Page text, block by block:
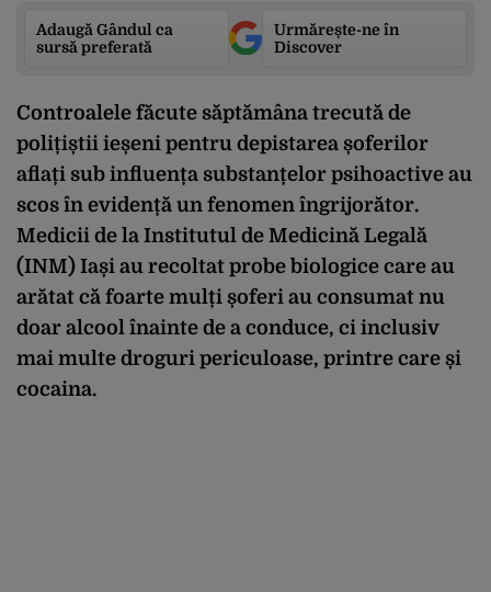
Adaugă Gândul ca
sursă preferată
Urmărește-ne în
Discover
Controalele făcute săptămâna trecută de
polițiștii ieșeni pentru depistarea șoferilor
aflați sub influența substanțelor psihoactive au
scos în evidență un fenomen îngrijorător.
Medicii de la Institutul de Medicină Legală
(INM) Iași au recoltat probe biologice care au
arătat că foarte mulți șoferi au consumat nu
doar alcool înainte de a conduce, ci inclusiv
mai multe droguri periculoase, printre care și
cocaina.